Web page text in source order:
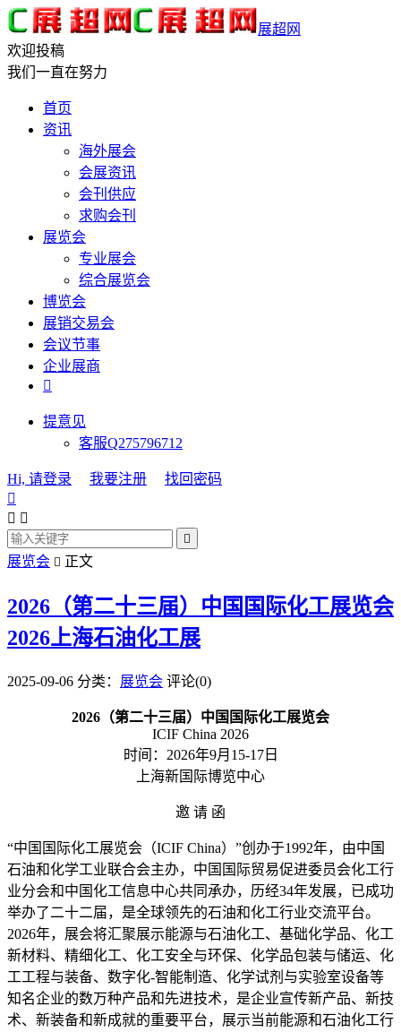
展超网
欢迎投稿
我们一直在努力
首页
资讯
海外展会
会展资讯
会刊供应
求购会刊
展览会
专业展会
综合展览会
博览会
展销交易会
会议节事
企业展商

提意见
客服Q275796712
Hi, 请登录 我要注册
找回密码

 

展览会  正文
2026（第二十三届）中国国际化工展览会
2026上海石油化工展
2025-09-06 分类： 展览会 评论(0)
2026（第二十三届）中国国际化工展览会
ICIF China 2026
时间：2026年9月15-17日
上海新国际博览中心
邀 请 函
“中国国际化工展览会（ICIF China）”创办于1992年，由中国
石油和化学工业联合会主办，中国国际贸易促进委员会化工行
业分会和中国化工信息中心共同承办，历经34年发展，已成功
举办了二十二届，是全球领先的石油和化工行业交流平台。
2026年，展会将汇聚展示能源与石油化工、基础化学品、化工
新材料、精细化工、化工安全与环保、化学品包装与储运、化
工工程与装备、数字化-智能制造、化学试剂与实验室设备等
知名企业的数万种产品和先进技术，是企业宣传新产品、新技
术、新装备和新成就的重要平台，展示当前能源和石油化工行